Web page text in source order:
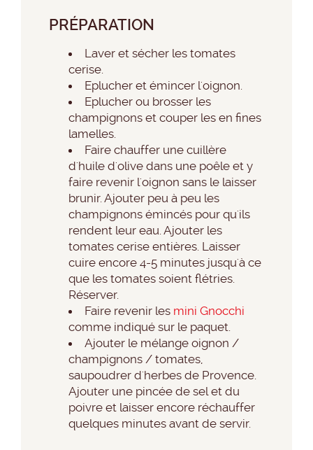
PRÉPARATION
Laver et sécher les tomates
cerise.
Eplucher et émincer l'oignon.
Eplucher ou brosser les
champignons et couper les en fines
lamelles.
Faire chauffer une cuillère
d'huile d'olive dans une poêle et y
faire revenir l'oignon sans le laisser
brunir. Ajouter peu à peu les
champignons émincés pour qu'ils
rendent leur eau. Ajouter les
tomates cerise entières. Laisser
cuire encore 4-5 minutes jusqu'à ce
que les tomates soient flétries.
Réserver.
Faire revenir les mini Gnocchi
comme indiqué sur le paquet.
Ajouter le mélange oignon /
champignons / tomates,
saupoudrer d'herbes de Provence.
Ajouter une pincée de sel et du
poivre et laisser encore réchauffer
quelques minutes avant de servir.